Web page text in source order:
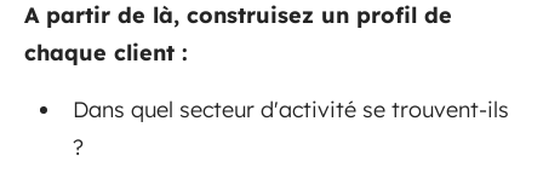
A partir de là, construisez un profil de
chaque client :
Dans quel secteur d'activité se trouvent-ils
?